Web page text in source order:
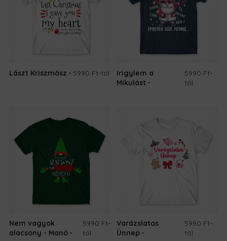
Lászt Kriszmösz 5990 Ft-tól
Irigylem a
Mikulást
5990 Ft-
tól
Nem vagyok
alacsony - Manó
5990 Ft-
tól
Varázslatos
Ünnep
5990 Ft-
tól